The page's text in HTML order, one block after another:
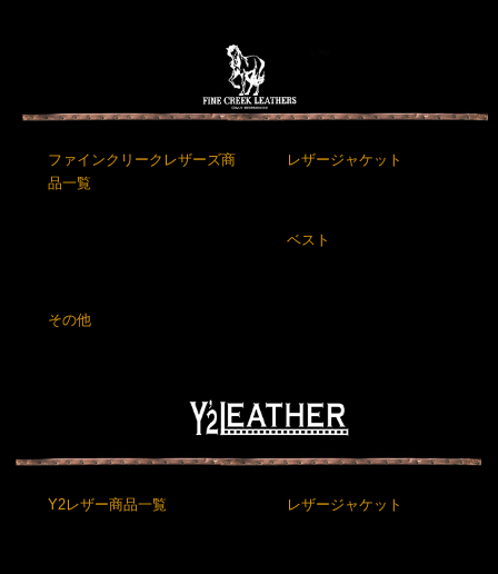
ファインクリークレザーズ商
品一覧
レザージャケット
ベスト
その他
Y2レザー商品一覧 レザージャケット